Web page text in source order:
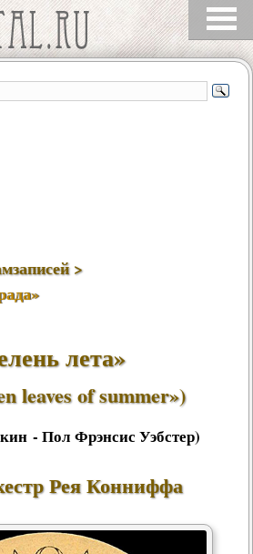
>
лета»
leaves of summer»)
- Пол Фрэнсис Уэбстер)
Рея Конниффа